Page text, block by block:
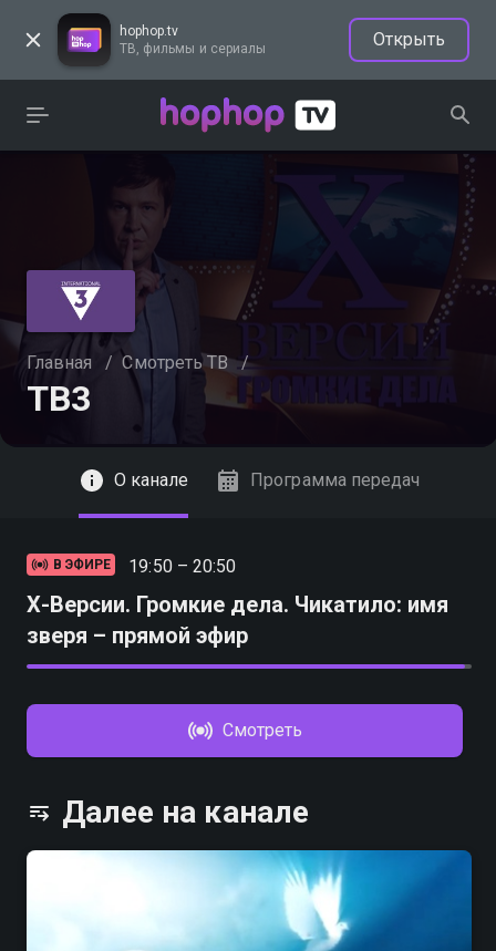
hophop.tv
ТВ, фильмы и сериалы
Открыть
Главная / Смотреть ТВ /
ТВ3
О канале Программа передач
В ЭФИРЕ 19:50 – 20:50
Х-Версии. Громкие дела. Чикатило: имя
зверя – прямой эфир
Смотреть
Далее на канале